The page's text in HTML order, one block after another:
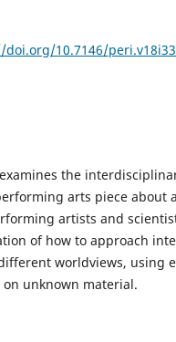
10.7146/
the
arts piece about
artists and
of how to approach
worldviews, using
unknown material.